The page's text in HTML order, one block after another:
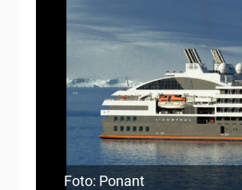
Foto: Ponant